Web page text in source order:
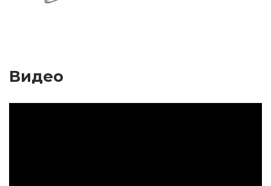
Видео